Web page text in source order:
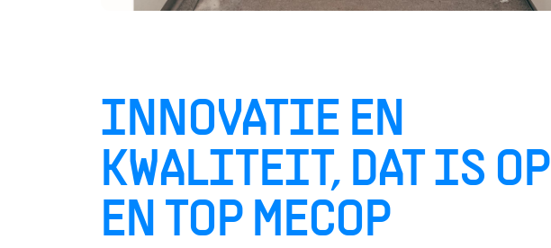
INNOVATIE EN
KWALITEIT, DAT IS OP
EN TOP MECOP